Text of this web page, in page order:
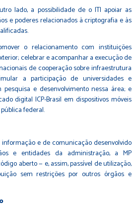
lado, a possibilidade de o ITI apoiar as
e poderes relacionados à criptografia e às
o relacionamento com instituições
celebrar e acompanhar a execução de
de cooperação sobre infraestrutura
a participação de universidades e
e desenvolvimento nessa área; e
digital ICP-Brasil em dispositivos móveis
federal.
e de comunicação desenvolvido
e entidades da administração, a MP
aberto — e, assim, passível de utilização,
sem restrições por outros órgãos e